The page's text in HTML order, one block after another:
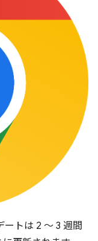
トは 2 ～ 3 週間